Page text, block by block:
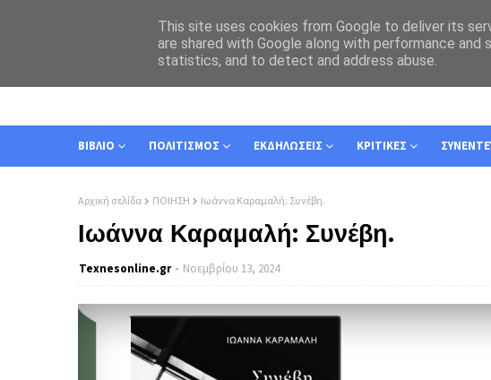
ΣΧΕΤΙΚΑ ΕΠΙΚΟΙΝΩΝΙΑ
ΒΙΒΛΙΟ ΠΟΛΙΤΙΣΜΟΣ ΕΚΔΗΛΩΣΕΙΣ ΚΡΙΤΙΚΕΣ
Αρχική σελίδα ΠΟΙΗΣΗ Ιωάννα Καραμαλή: Συνέβη.
Ιωάννα Καραμαλή: Συνέβη.
Texnesοnline.gr Νοεμβρίου 13, 2024
This site uses cookies from Google to deliver its
are shared with Google along with performance
statistics, and to detect and address abuse.